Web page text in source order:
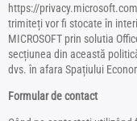
https://
trimiteți vor fi stocate în
MICROSOFT prin solutia
secțiunea din această
dvs. în afara Spațiului
Formular de contact